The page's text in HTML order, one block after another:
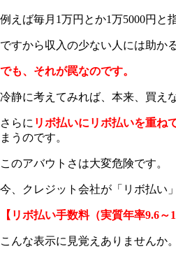
例えば毎月1万円とか1万5000円と
ですから収入の少ない人には助か
でも、それが罠なのです。
冷静に考えてみれば、本来、買え
さらに リボ払いにリボ払いを重ね
まうのです。
このアバウトさは大変危険です。
今、クレジット会社が「リボ払い
【リボ払い手数料（実質年率9.6～
こんな表示に見覚えありませんか。